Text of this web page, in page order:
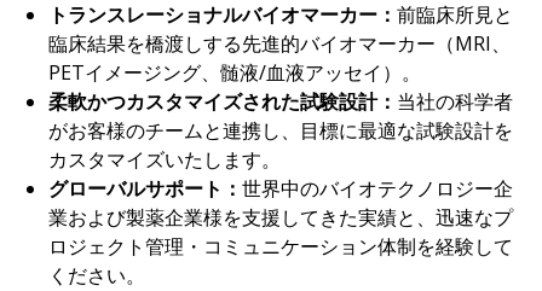
トランスレーショナルバイオマーカー： 前臨床所見と
臨床結果を橋渡しする先進的バイオマーカー（MRI、
PETイメージング、髄液/血液アッセイ）。
柔軟かつカスタマイズされた試験設計： 当社の科学者
がお客様のチームと連携し、目標に最適な試験設計を
カスタマイズいたします。
グローバルサポート： 世界中のバイオテクノロジー企
業および製薬企業様を支援してきた実績と、迅速なプ
ロジェクト管理・コミュニケーション体制を経験して
ください。